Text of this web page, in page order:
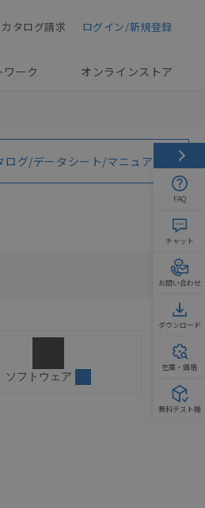
ログイン/新規登録
カタログ請求
ーク オンラインストア
ログ/データシート/マニュアル
ソフトウェア
FAQ
チャット
お問い合わせ
ダウンロード
在庫・価格
無料テスト機